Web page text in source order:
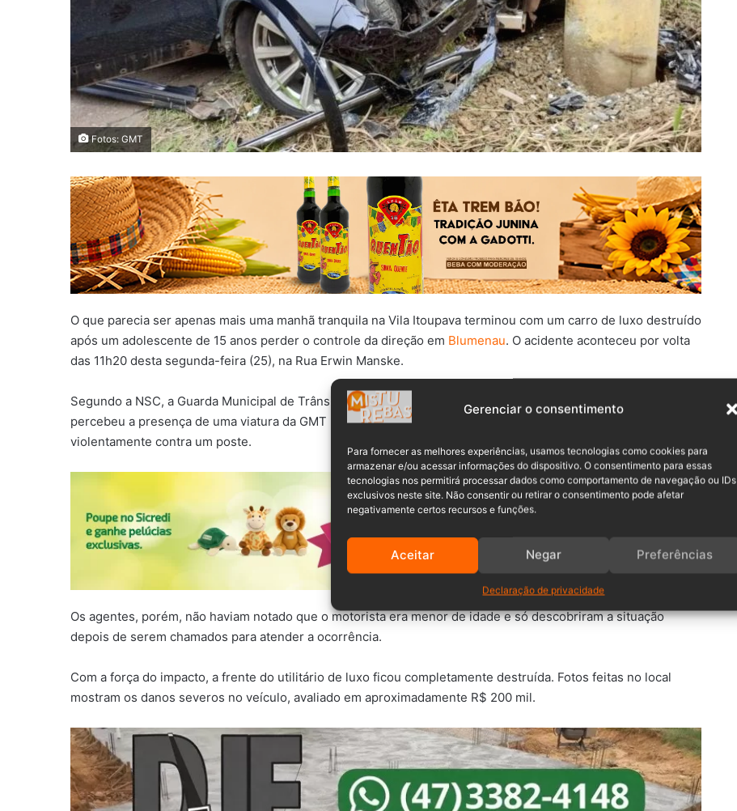
Gerenciar o consentimento
Para fornecer as melhores experiências, usamos tecnologias como cookies para
armazenar e/ou acessar informações do dispositivo. O consentimento para essas
tecnologias nos permitirá processar dados como comportamento de navegação ou IDs
exclusivos neste site. Não consentir ou retirar o consentimento pode afetar
negativamente certos recursos e funções.
Aceitar Negar Preferências
Declaração de privacidade
Fotos: GMT
O que parecia ser apenas mais uma manhã tranquila na Vila Itoupava terminou com um carro de luxo destruído
após um adolescente de 15 anos perder o controle da direção em Blumenau. O acidente aconteceu por volta
das 11h20 desta segunda-feira (25), na Rua Erwin Manske.
Segundo a NSC, a Guarda Municipal de Trânsito relatou que o jovem conduzia um Volvo XC90 quando
percebeu a presença de uma viatura da GMT nas proximidades. Assustado, ele acabou colidindo
violentamente contra um poste.
Os agentes, porém, não haviam notado que o motorista era menor de idade e só descobriram a situação
depois de serem chamados para atender a ocorrência.
Com a força do impacto, a frente do utilitário de luxo ficou completamente destruída. Fotos feitas no local
mostram os danos severos no veículo, avaliado em aproximadamente R$ 200 mil.